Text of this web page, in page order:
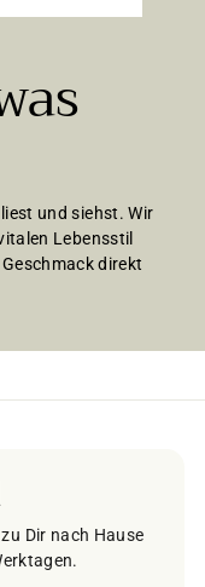
und siehst. Wir
Lebensstil
direkt
Dir nach Hause